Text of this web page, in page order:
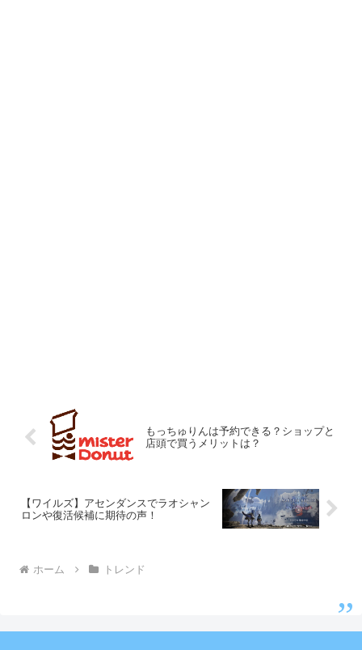
もっちゅりんは予約できる？ショップと
店頭で買うメリットは？
【ワイルズ】アセンダンスでラオシャン
ロンや復活候補に期待の声！
ホーム トレンド